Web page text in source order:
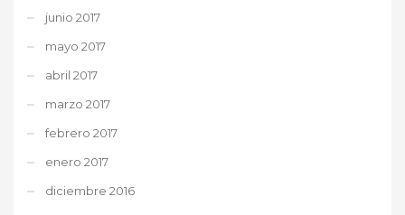
junio 2017
mayo 2017
abril 2017
marzo 2017
febrero 2017
enero 2017
diciembre 2016